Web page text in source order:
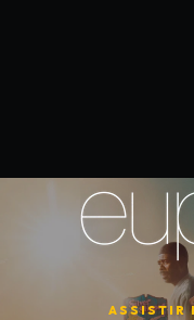
ASSISTIR